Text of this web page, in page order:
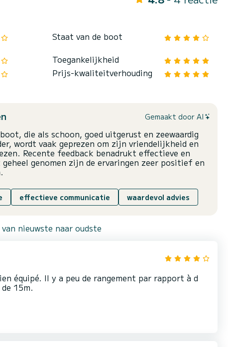
Staat van de boot
Toegankelijkheid
Prijs-kwaliteitverhouding
Gemaakt door AI
die als schoon, goed uitgerust en zeewaardig
wordt vaak geprezen om zijn vriendelijkheid en
Recente feedback benadrukt effectieve en
genomen zijn de ervaringen zeer positief en
effectieve communicatie waardevol advies
nieuwste naar oudste
équipé. Il y a peu de rangement par rapport à d
15m.